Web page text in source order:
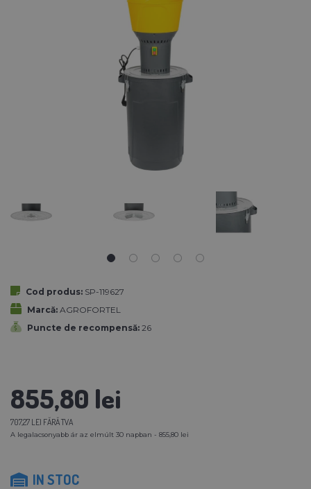
Cod produs: SP-119627
Marcă: AGROFORTEL
Puncte de recompensă: 26
855,80 lei
707,27 LEI FĂRĂ TVA
A legalacsonyabb ár az elmúlt 30 napban - 855,80 lei
IN STOC